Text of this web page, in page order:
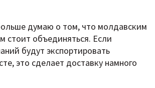
думаю о том, что молдавским
стоит объединяться. Если
будут экспортировать
это сделает доставку намного